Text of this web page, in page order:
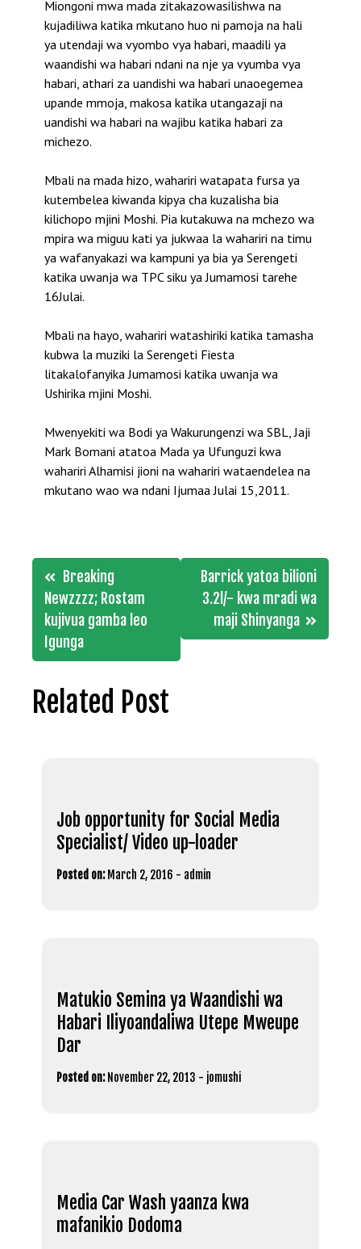
Miongoni mwa mada zitakazowasilishwa na
kujadiliwa katika mkutano huo ni pamoja na hali
ya utendaji wa vyombo vya habari, maadili ya
waandishi wa habari ndani na nje ya vyumba vya
habari, athari za uandishi wa habari unaoegemea
upande mmoja, makosa katika utangazaji na
uandishi wa habari na wajibu katika habari za
michezo.
Mbali na mada hizo, wahariri watapata fursa ya
kutembelea kiwanda kipya cha kuzalisha bia
kilichopo mjini Moshi. Pia kutakuwa na mchezo wa
mpira wa miguu kati ya jukwaa la wahariri na timu
ya wafanyakazi wa kampuni ya bia ya Serengeti
katika uwanja wa TPC siku ya Jumamosi tarehe
16Julai.
Mbali na hayo, wahariri watashiriki katika tamasha
kubwa la muziki la Serengeti Fiesta
litakalofanyika Jumamosi katika uwanja wa
Ushirika mjini Moshi.
Mwenyekiti wa Bodi ya Wakurungenzi wa SBL, Jaji
Mark Bomani atatoa Mada ya Ufunguzi kwa
wahariri Alhamisi jioni na wahariri wataendelea na
mkutano wao wa ndani Ijumaa Julai 15,2011.
Post
navigation
Breaking
Newzzzz; Rostam
kujivua gamba leo
Igunga
Barrick yatoa bilioni
3.2l/- kwa mradi wa
maji Shinyanga
Related Post
Job opportunity for Social Media
Specialist/ Video up-loader
Posted on: March 2, 2016 - admin
Matukio Semina ya Waandishi wa
Habari Iliyoandaliwa Utepe Mweupe
Dar
Posted on: November 22, 2013 - jomushi
Media Car Wash yaanza kwa
mafanikio Dodoma